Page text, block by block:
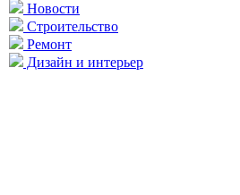
Новости
Строительство
Ремонт
Дизайн и интерьер